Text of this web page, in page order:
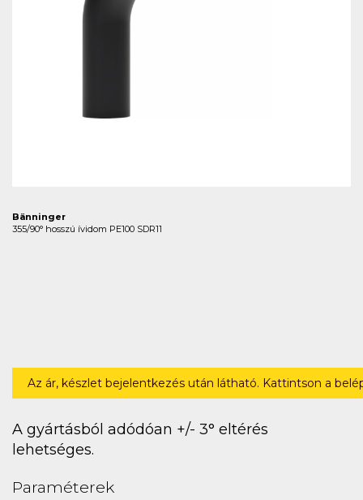
Bänninger
355/90° hosszú ívidom PE100 SDR11
Az ár, készlet bejelentkezés után látható. Kattintson a
A gyártásból adódóan +/- 3° eltérés
lehetséges.
Paraméterek